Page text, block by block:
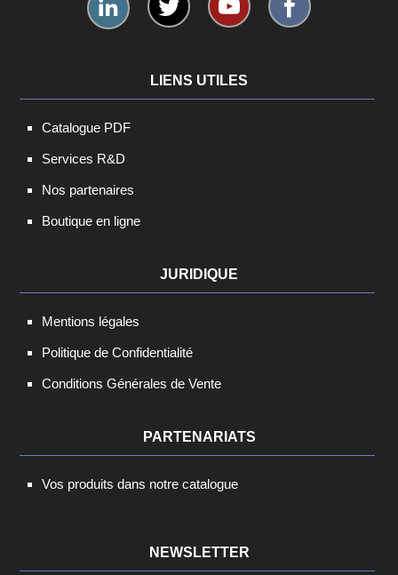
LIENS UTILES
Catalogue PDF
Services R&D
Nos partenaires
Boutique en ligne
JURIDIQUE
Mentions légales
Politique de Confidentialité
Conditions Générales de Vente
PARTENARIATS
Vos produits dans notre catalogue
NEWSLETTER